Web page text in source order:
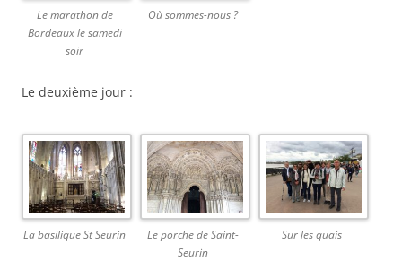
Le marathon de
Bordeaux le samedi
soir
Où sommes-nous ?
Le deuxième jour :
La basilique St Seurin
Le porche de Saint-
Seurin
Sur les quais